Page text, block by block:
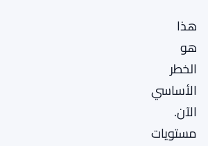
هذا
هو
الخطر
الأساسي
الآن.
مستويات